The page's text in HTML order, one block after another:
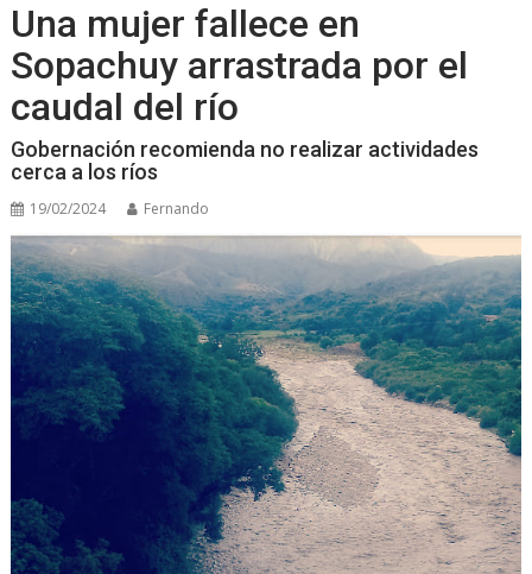
Una mujer fallece en
Sopachuy arrastrada por el
caudal del río
Gobernación recomienda no realizar actividades
cerca a los ríos
19/02/2024 Fernando